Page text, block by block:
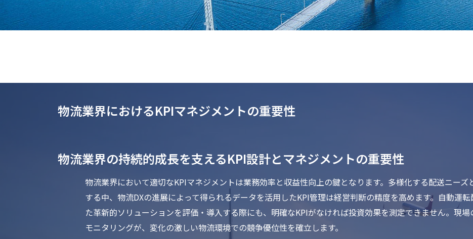
物流業界におけるKPIマネジメントの重要性
物流業界の持続的成長を支えるKPI設計とマネジメントの重要性
物流業界において適切なKPIマネジメントは業務効率と収益性向上の鍵となります。多様化する配送ニー
する中、物流DXの進展によって得られるデータを活用したKPI管理は経営判断の精度を高めます。自動運
た革新的ソリューションを評価・導入する際にも、明確なKPIがなければ投資効果を測定できません。現
モニタリングが、変化の激しい物流環境での競争優位性を確立します。